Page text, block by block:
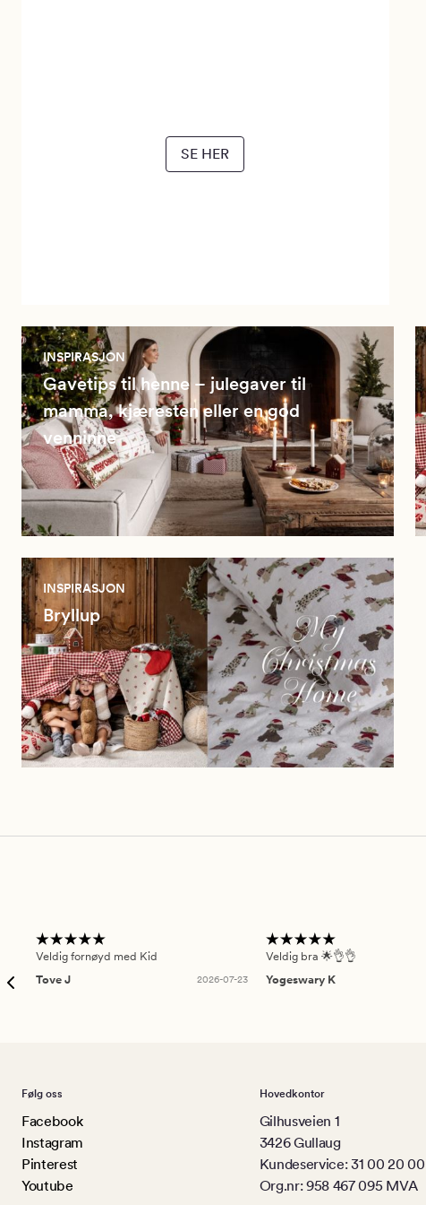
SE HER
INSPIRASJON
Gavetips til henne – julegaver til
mamma, kjæresten eller en god
venninne
INSPIRASJON
Bryllup
Veldig fornøyd med Kid
Tove J
2026-07-23
Veldig bra 🌟👌👌
Yogeswary K
Følg oss
Facebook
Instagram
Pinterest
Youtube
Hovedkontor
Gilhusveien 1
3426 Gullaug
Kundeservice: 31 00 20 00
Org.nr: 958 467 095 MVA